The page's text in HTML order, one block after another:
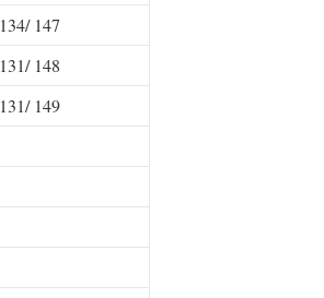
134/ 147
131/ 148
131/ 149